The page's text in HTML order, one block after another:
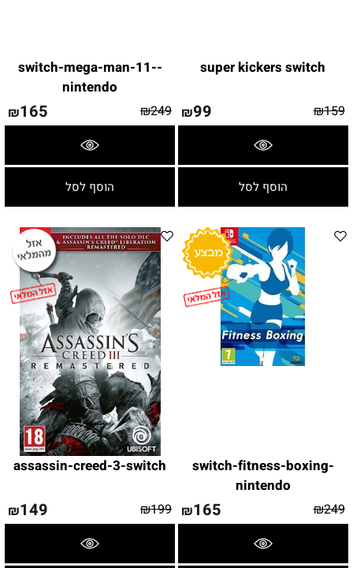
super kickers switch
₪159
₪99
הוסף לסל
-switch-mega-man-11-
nintendo
₪249
₪165
הוסף לסל
switch-fitness-boxing-
nintendo
₪249
₪165
assassin-creed-3-switch
₪199
₪149